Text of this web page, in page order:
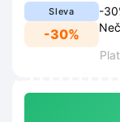
Sleva
-30%
-